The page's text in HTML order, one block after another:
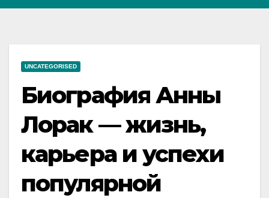
UNCATEGORISED
Биография Анны
Лорак — жизнь,
карьера и успехи
популярной